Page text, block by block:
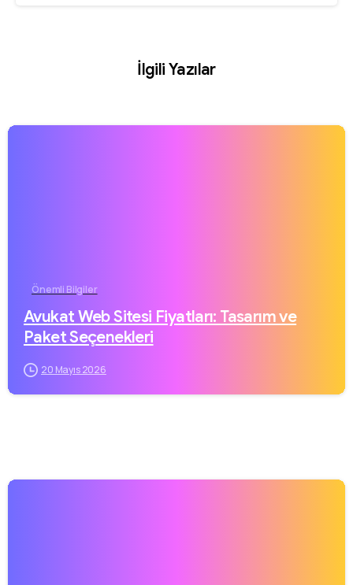
İlgili Yazılar
Önemli Bilgiler
Avukat Web Sitesi Fiyatları: Tasarım ve
Paket Seçenekleri
20 Mayıs 2026